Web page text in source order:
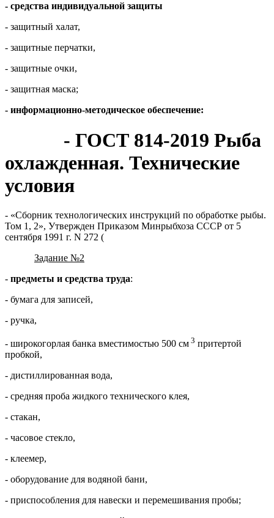
- средства индивидуальной защиты
- защитный халат,
- защитные перчатки,
- защитные очки,
- защитная маска;
- информационно-методическое обеспечение:
- ГОСТ 814-2019 Рыба
охлажденная. Технические
условия
- «Сборник технологических инструкций по обработке рыбы.
Том 1, 2», Утвержден Приказом Минрыбхоза СССР от 5
сентября 1991 г. N 272 (
Задание №2
- предметы и средства труда:
- бумага для записей,
- ручка,
- широкогорлая банка вместимостью 500 см 3 притертой
пробкой,
- дистиллированная вода,
- средняя проба жидкого технического клея,
- стакан,
- часовое стекло,
- клеемер,
- оборудование для водяной бани,
- приспособления для навески и перемешивания пробы;